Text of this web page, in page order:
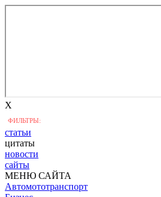
X
ФИЛЬТРЫ:
статьи
цитаты
новости
сайты
МЕНЮ САЙТА
Автомототранспорт